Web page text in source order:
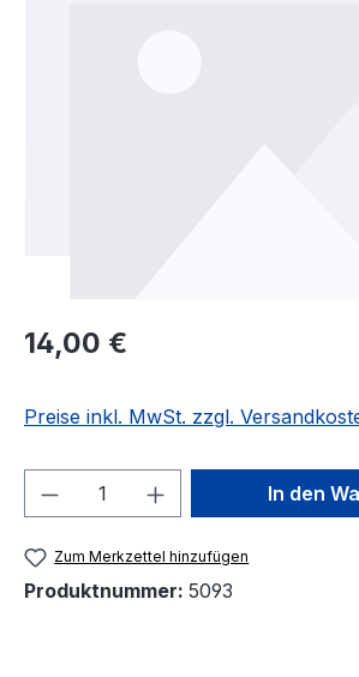
Regulärer Preis:
14,00 €
Preise inkl. MwSt. zzgl.
Produkt Anzahl: GibIn den
Zum Merkzettel hinzufügen
Produktnummer: 5093